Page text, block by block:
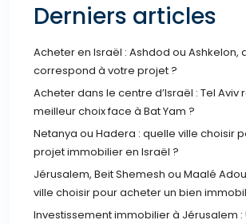
Derniers articles
Acheter en Israël : Ashdod ou Ashkelon,
correspond à votre projet ?
Acheter dans le centre d’Israël : Tel
meilleur choix face à Bat Yam ?
Netanya ou Hadera : quelle ville choisir
projet immobilier en Israël ?
Jérusalem, Beit Shemesh ou Maalé
ville choisir pour acheter un bien
Investissement immobilier à Jérusalem :